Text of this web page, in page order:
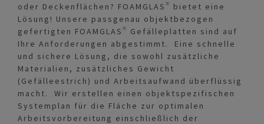
oder Deckenflächen? FOAMGLAS® bietet eine
Lösung! Unsere passgenau objektbezogen
gefertigten FOAMGLAS® Gefälleplatten sind auf
Ihre Anforderungen abgestimmt. Eine schnelle
und sichere Lösung, die sowohl zusätzliche
Materialien, zusätzliches Gewicht
(Gefälleestrich) und Arbeitsaufwand überflüssig
macht. Wir erstellen einen objektspezifischen
Systemplan für die Fläche zur optimalen
Arbeitsvorbereitung einschließlich der